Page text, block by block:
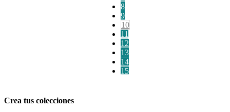
8
9
10
11
12
13
14
15
Crea tus colecciones